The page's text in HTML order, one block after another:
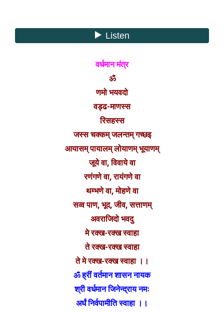
वर्धमान मंत्र
ॐ
णमो भयवदो
वड्ढ-माणस्स
रिसहस्स
जस्स चक्कम् जलन्तम्‌ गच्छइ
आयासम् पायालम् लोयाणम् भूयाणम्
जूये वा, विवाये वा
रणंगणे वा, रायंगणे वा
थम्भणे वा, मोहणे वा
सव्व पाण, भूद, जीव, सत्ताणम्
अवराजिदो भवदु
मे रक्ख-रक्ख स्वाहा
ते रक्ख-रक्ख स्वाहा
ते मे रक्ख-रक्ख स्वाहा ।।
ॐ ह्रीं वर्तमान शासन नायक
श्री वर्धमान जिनेन्द्राय नमः
अर्घं निर्वपामीति स्वाहा ।।